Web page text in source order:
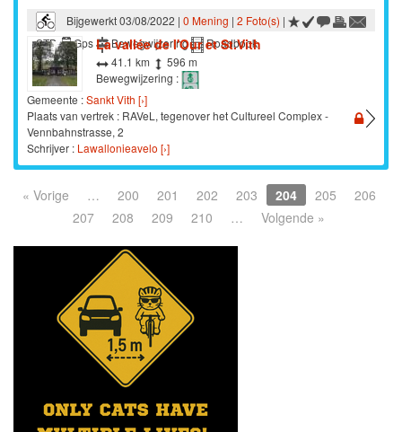
Bijgewerkt 03/08/2022 | 0 Mening | 2 Foto(s) |
STB
Gps Bewegwijzering Roadbook
La vallée de l'Our et St.Vith
41.1 km
596 m
Bewegwijzering :
Gemeente :Sankt Vith [›]
Plaats van vertrek : RAVeL, tegenover het Cultureel Complex -
Vennbahnstrasse, 2
Schrijver : Lawallonieavelo [›]
« Vorige … 200 201 202 203 204 205
206
207
208 209 210 … Volgende »